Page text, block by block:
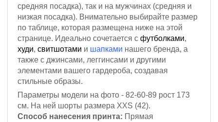
средняя посадка), так и на мужчинах (средняя и
низкая посадка). Внимательно выбирайте размер
по таблице, которая размещена ниже на этой
странице. Идеально сочетается с футболками,
худи, свитшотами и шапками нашего бренда, а
также с джинсами, леггинсами и другими
элементами вашего гардероба, создавая
стильные образы.
Параметры модели на фото - 82-60-89 рост 173
см. На ней шорты размера XXS (42).
Способ нанесения принта: Прямая